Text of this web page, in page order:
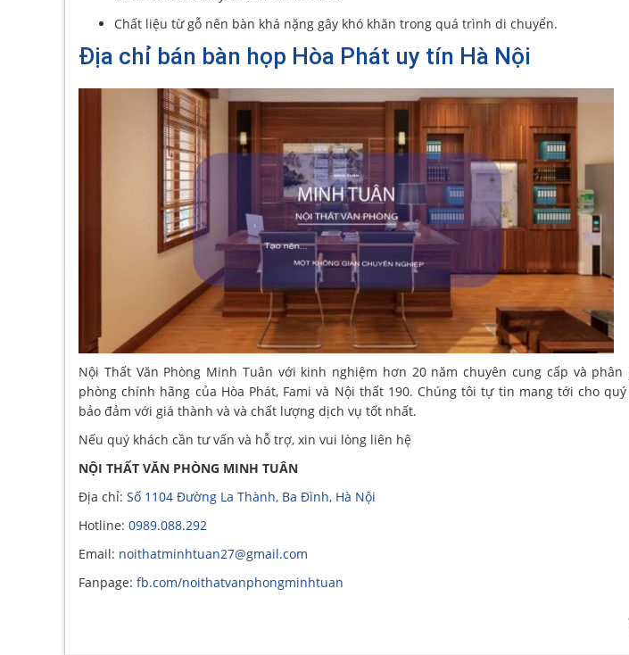
Chất liệu từ gỗ nên bàn khá nặng gây khó khăn trong quá trình di chuyển.
Địa chỉ bán bàn họp Hòa Phát uy tín Hà Nội
Nội Thất Văn Phòng Minh Tuân với kinh nghiệm hơn 20 năm chuyên cung cấp và
phòng chính hãng của Hòa Phát, Fami và Nội thất 190. Chúng tôi tự tin mang tới cho
bảo đảm với giá thành và và chất lượng dịch vụ tốt nhất.
Nếu quý khách cần tư vấn và hỗ trợ, xin vui lòng liên hệ
NỘI THẤT VĂN PHÒNG MINH TUÂN
Địa chỉ: Số 1104 Đường La Thành, Ba Đình, Hà Nội
Hotline: 0989.088.292
Email: noithatminhtuan27@gmail.com
Fanpage: fb.com/noithatvanphongminhtuan